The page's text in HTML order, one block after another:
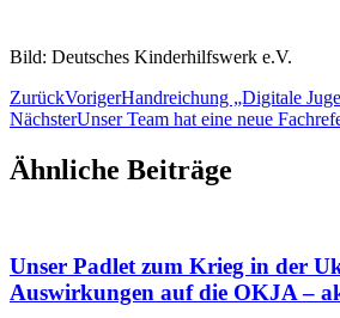
Bild: Deutsches Kinderhilfswerk e.V.
ZurückVorigerHandreichung „Digitale
NächsterUnser Team hat eine neue
Ähnliche Beiträge
Unser Padlet zum Krieg in der
Auswirkungen auf die OKJA –